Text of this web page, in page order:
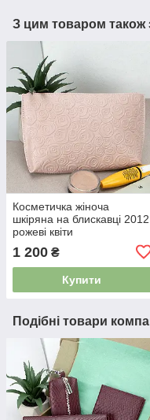
З цим товаром також
Косметичка жіноча
шкіряна на блискавці 2012
рожеві квіти
1 200 ₴
Купити
Подібні товари